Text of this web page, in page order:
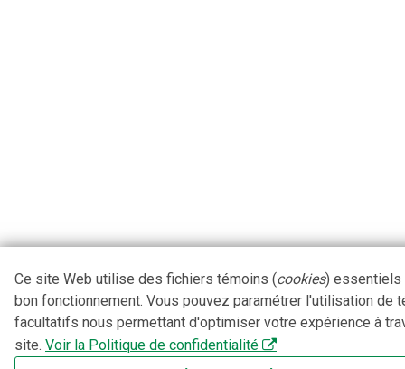
Ce site Web utilise des fichiers témoins (cookies) essentiels
bon fonctionnement. Vous pouvez paramétrer l'utilisation de
facultatifs nous permettant d'optimiser votre expérience à
site. Voir la Politique de confidentialité